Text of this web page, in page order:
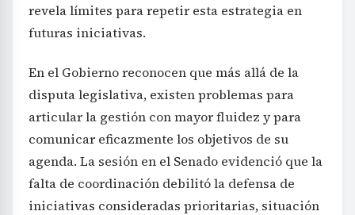
revela límites para repetir esta estrategia en
futuras iniciativas.
En el Gobierno reconocen que más allá de la
disputa legislativa, existen problemas para
articular la gestión con mayor fluidez y para
comunicar eficazmente los objetivos de su
agenda. La sesión en el Senado evidenció que la
falta de coordinación debilitó la defensa de
iniciativas consideradas prioritarias, situación